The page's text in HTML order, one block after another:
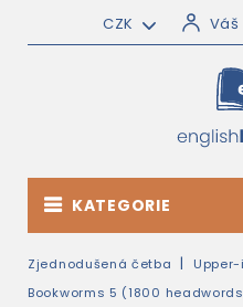
CZK
KATEGORIE
Zjednodušená četba
Bookworms 5 (1800